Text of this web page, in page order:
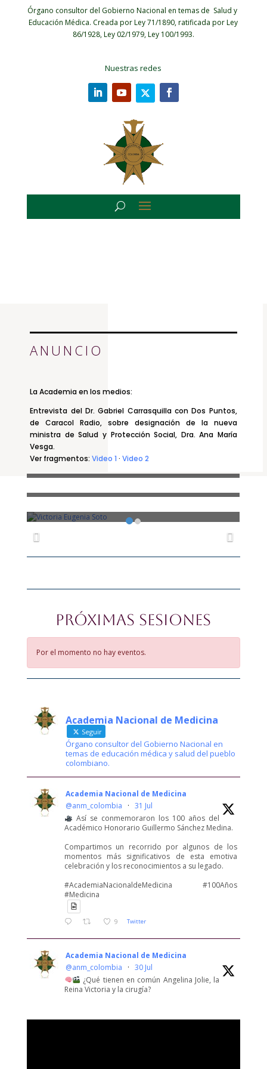
Órgano consultor del Gobierno Nacional en temas de Salud y
Educación Médica. Creada por Ley 71/1890, ratificada por Ley
86/1928, Ley 02/1979, Ley 100/1993.
Nuestras redes
ANUNCIO
La Academia en los medios:
Entrevista del Dr. Gabriel Carrasquilla con Dos Puntos,
de Caracol Radio, sobre designación de la nueva
ministra de Salud y Protección Social, Dra. Ana María
Vesga.
Ver fragmentos:Video 1 ·Video 2
Celebración de los 100 años del
académico honorario Guillermo
Sánchez Medina
La Academia Nacional de Medicina
fortalece su presencia territorial en el
Departamentales
Cobrar para prevenir: la apuesta fiscal
Próximas Sesiones
Por el momento no hay eventos.
Academia Nacional de Medicina
Seguir
Órgano consultor del Gobierno Nacional en
temas de educación médica y salud del pueblo
colombiano.
Academia Nacional de Medicina
@anm_colombia
· 31 Jul
Así se conmemoraron los 100 años del
Académico Honorario Guillermo Sánchez Medina.
Compartimos un recorrido por algunos de los
momentos más significativos de esta emotiva
celebración y los reconocimientos a su legado.
#AcademiaNacionaldeMedicina #100Años
#Medicina
9 Twitter
Academia Nacional de Medicina
@anm_colombia
· 30 Jul
¿Qué tienen en común Angelina Jolie, la
Reina Victoria y la cirugía?
Académico Dr. Álvaro Enrique Sanabria Quiroga,